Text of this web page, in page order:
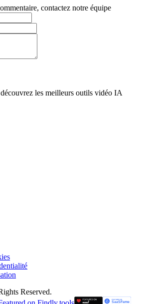
contactez notre équipe
les meilleurs outils vidéo IA
Reserved.